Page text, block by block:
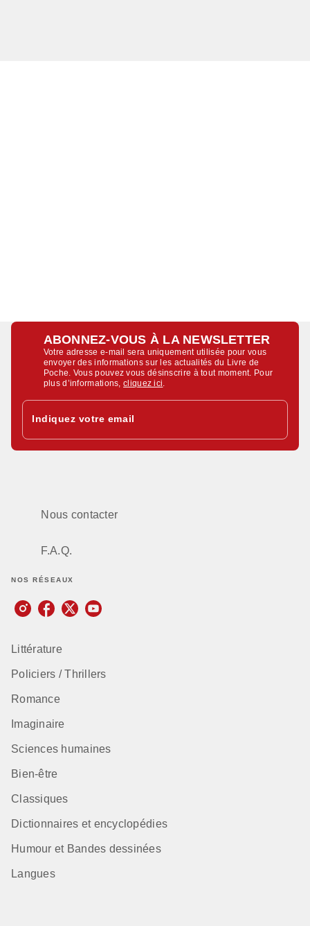
ABONNEZ-VOUS À LA NEWSLETTER
Votre adresse e-mail sera uniquement utilisée pour vous
envoyer des informations sur les actualités du Livre de
Poche. Vous pouvez vous désinscrire à tout moment. Pour
plus d’informations,cliquez ici
Indiquez votre email
Nous contacter
F.A.Q.
NOS RÉSEAUX
Littérature
Policiers / Thrillers
Romance
Imaginaire
Sciences humaines
Bien-être
Classiques
Dictionnaires et encyclopédies
Humour et Bandes dessinées
Langues